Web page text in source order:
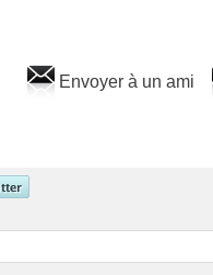
Envoyer à un ami